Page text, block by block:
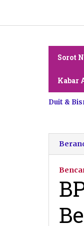
konten
Sorot
Kabar
Duit &